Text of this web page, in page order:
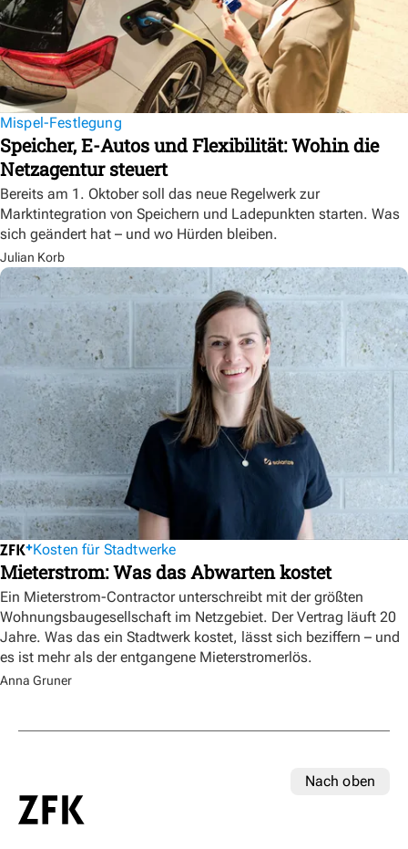
Mispel-Festlegung
Speicher, E-Autos und Flexibilität: Wohin die
Netzagentur steuert
Bereits am 1. Oktober soll das neue Regelwerk zur
Marktintegration von Speichern und Ladepunkten starten. Was
sich geändert hat – und wo Hürden bleiben.
Julian Korb
Kosten für Stadtwerke
Mieterstrom: Was das Abwarten kostet
Ein Mieterstrom-Contractor unterschreibt mit der größten
Wohnungsbaugesellschaft im Netzgebiet. Der Vertrag läuft 20
Jahre. Was das ein Stadtwerk kostet, lässt sich beziffern – und
es ist mehr als der entgangene Mieterstromerlös.
Anna Gruner
Nach oben